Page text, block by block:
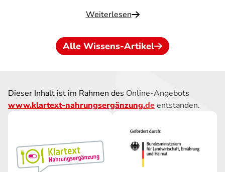
Weiterlesen
Alle Wissens-Artikel
Dieser Inhalt ist im Rahmen des Online-Angebots
www.klartext-nahrungsergänzung.deentstanden.